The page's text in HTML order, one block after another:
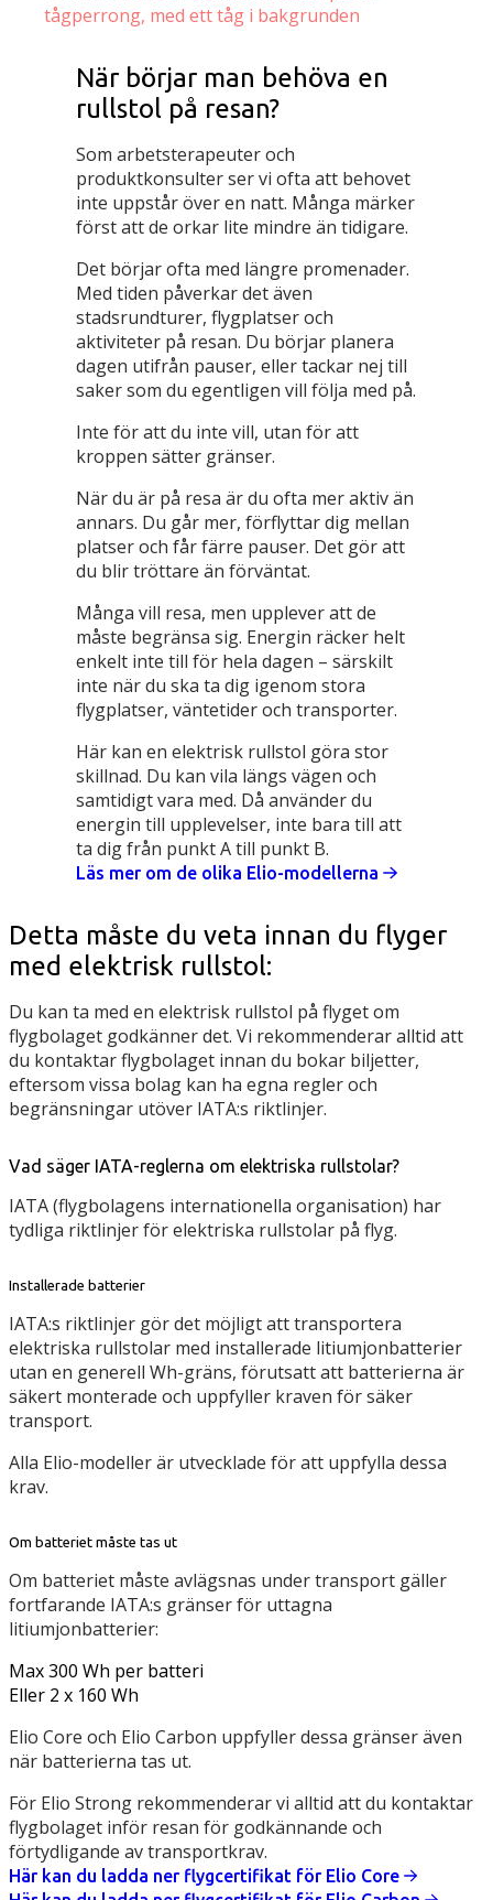
När börjar man behöva en
rullstol på resan?
Som arbetsterapeuter och
produktkonsulter ser vi ofta att behovet
inte uppstår över en natt. Många märker
först att de orkar lite mindre än tidigare.
Det börjar ofta med längre promenader.
Med tiden påverkar det även
stadsrundturer, flygplatser och
aktiviteter på resan. Du börjar planera
dagen utifrån pauser, eller tackar nej till
saker som du egentligen vill följa med på.
Inte för att du inte vill, utan för att
kroppen sätter gränser.
När du är på resa är du ofta mer aktiv än
annars. Du går mer, förflyttar dig mellan
platser och får färre pauser. Det gör att
du blir tröttare än förväntat.
Många vill resa, men upplever att de
måste begränsa sig. Energin räcker helt
enkelt inte till för hela dagen – särskilt
inte när du ska ta dig igenom stora
flygplatser, väntetider och transporter.
Här kan en elektrisk rullstol göra stor
skillnad. Du kan vila längs vägen och
samtidigt vara med. Då använder du
energin till upplevelser, inte bara till att
ta dig från punkt A till punkt B.
Läs mer om de olika Elio-modellerna
Detta måste du veta innan du flyger
med elektrisk rullstol:
Du kan ta med en elektrisk rullstol på flyget om
flygbolaget godkänner det. Vi rekommenderar alltid att
du kontaktar flygbolaget innan du bokar biljetter,
eftersom vissa bolag kan ha egna regler och
begränsningar utöver IATA:s riktlinjer.
Vad säger IATA-reglerna om elektriska rullstolar?
IATA (flygbolagens internationella organisation) har
tydliga riktlinjer för elektriska rullstolar på flyg.
Installerade batterier
IATA:s riktlinjer gör det möjligt att transportera
elektriska rullstolar med installerade litiumjonbatterier
utan en generell Wh-gräns, förutsatt att batterierna är
säkert monterade och uppfyller kraven för säker
transport.
Alla Elio-modeller är utvecklade för att uppfylla dessa
krav.
Om batteriet måste tas ut
Om batteriet måste avlägsnas under transport gäller
fortfarande IATA:s gränser för uttagna
litiumjonbatterier:
Max 300 Wh per batteri
Eller 2 x 160 Wh
Elio Core och Elio Carbon uppfyller dessa gränser även
när batterierna tas ut.
För Elio Strong rekommenderar vi alltid att du kontaktar
flygbolaget inför resan för godkännande och
förtydligande av transportkrav.
Här kan du ladda ner flygcertifikat för Elio Core